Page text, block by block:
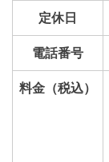
定休日
電話番号
料金（税込）